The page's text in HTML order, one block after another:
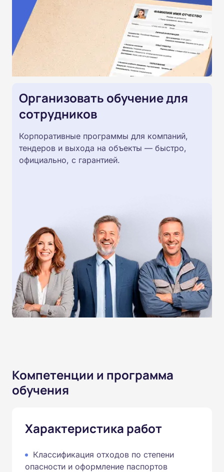
Организовать обучение для
сотрудников
Корпоративные программы для компаний,
тендеров и выхода на объекты — быстро,
официально, с гарантией.
Компетенции и программа
обучения
Характеристика работ
Классификация отходов по степени
опасности и оформление паспортов